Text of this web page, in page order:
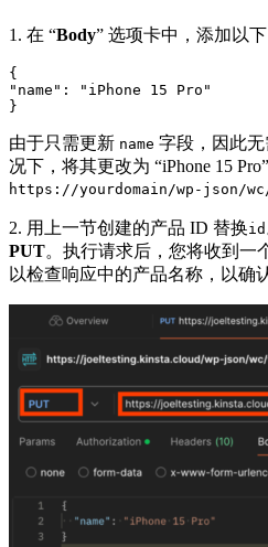
1. 在 “Body” 选项卡中，添加以下
{
"name": "iPhone 15 Pro"
}
由于只需更新 name 字段，因此
况下，将其更改为 “iPhone 15
https://yourdomain/wp-json/
2. 用上一节创建的产品 ID 替换id
PUT。执行请求后，您将收到一
以检查响应中的产品名称，以确